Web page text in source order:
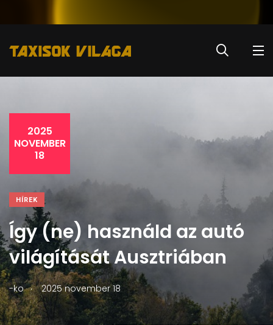
2025
NOVEMBER
18
HÍREK
Így (ne) használd az autó
világítását Ausztriában
-ko . 2025 november 18